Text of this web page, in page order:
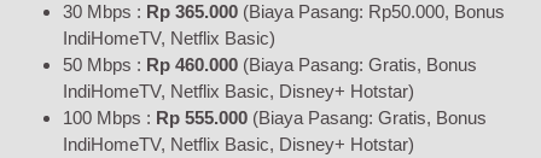
30 Mbps : Rp 365.000 (Biaya Pasang: Rp50.000, Bonus
IndiHomeTV, Netflix Basic)
50 Mbps : Rp 460.000 (Biaya Pasang: Gratis, Bonus
IndiHomeTV, Netflix Basic, Disney+ Hotstar)
100 Mbps : Rp 555.000 (Biaya Pasang: Gratis, Bonus
IndiHomeTV, Netflix Basic, Disney+ Hotstar)